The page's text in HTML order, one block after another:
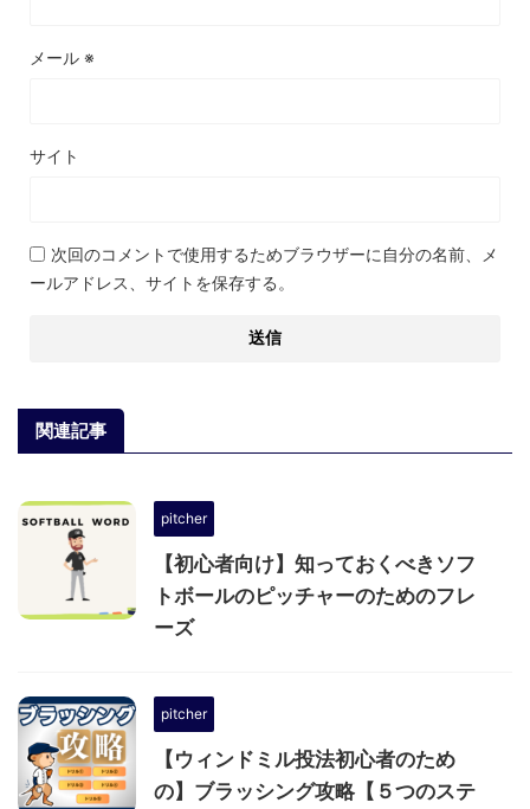
メール ※
サイト
次回のコメントで使用するためブラウザーに自分の名前、メ
ールアドレス、サイトを保存する。
関連記事
pitcher
【初心者向け】知っておくべきソフ
トボールのピッチャーのためのフレ
ーズ
pitcher
【ウィンドミル投法初心者のため
の】ブラッシング攻略【５つのステ